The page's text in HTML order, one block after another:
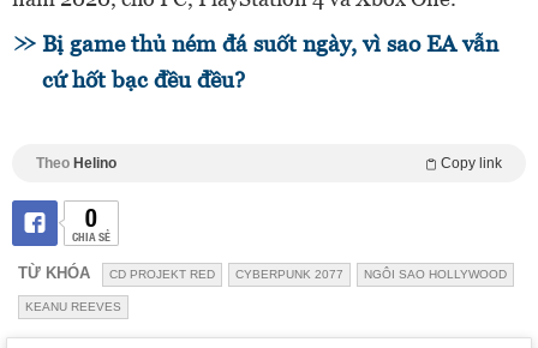
Bị game thủ ném đá suốt ngày, vì sao EA vẫn
cứ hốt bạc đều đều?
Theo Helino Copy link
0
CHIA SẺ
TỪ KHÓA CD PROJEKT RED CYBERPUNK 2077 NGÔI SAO HOLLYWOOD
KEANU REEVES